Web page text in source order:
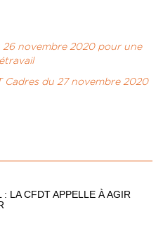
novembre 2020 pour une
Cadres du 27 novembre 2020
: LA CFDT APPELLE À AGIR